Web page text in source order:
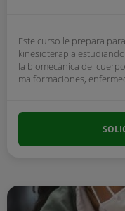
Este curso le prepara
kinesioterapia
la biomecánica del
malformaciones,